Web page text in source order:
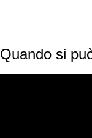
Quando si